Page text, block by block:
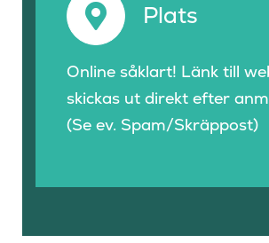
Plats
Online såklart! Länk till
skickas ut direkt efter
(Se ev. Spam/Skräppost)